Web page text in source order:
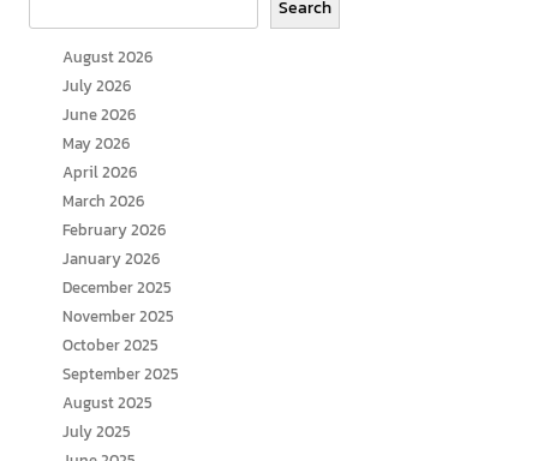
Search
August 2026
July 2026
June 2026
May 2026
April 2026
March 2026
February 2026
January 2026
December 2025
November 2025
October 2025
September 2025
August 2025
July 2025